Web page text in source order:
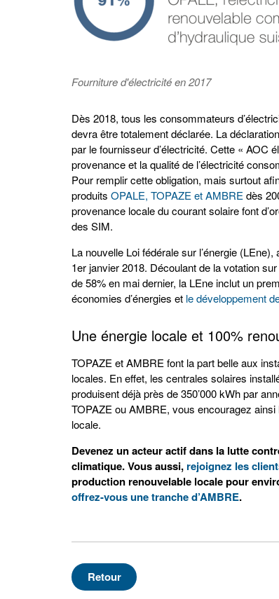
Fourniture d'électricité en 2017
Dès 2018, tous les consommateurs
devra être totalement déclarée. La
par le fournisseur d’électricité. Cette « AOC
provenance et la qualité de l’électricité
Pour remplir cette obligation, mais surtout
produits OPALE, TOPAZE et AMBRE dès
provenance locale du courant solaire font
des SIM.
La nouvelle Loi fédérale sur l’énergie
1er janvier 2018. Découlant de la votation
de 58% en mai dernier, la LEne inclut un
économies d’énergies et le développement
Une énergie locale et 100%
TOPAZE et AMBRE font la part belle aux
locales. En effet, les centrales solaires
produisent déjà près de 350’000 kWh par
TOPAZE ou AMBRE, vous encouragez
locale.
Devenez un acteur actif dans la lutte
climatique. Vous aussi, rejoignez les
production renouvelable locale pour
offrez-vous une tranche d’AMBRE.
Retour